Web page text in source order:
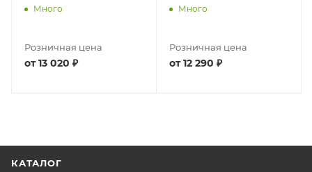
Много
Розничная цена
от13 020 ₽
Много
Розничная цена
от12 290 ₽
КАТАЛОГ